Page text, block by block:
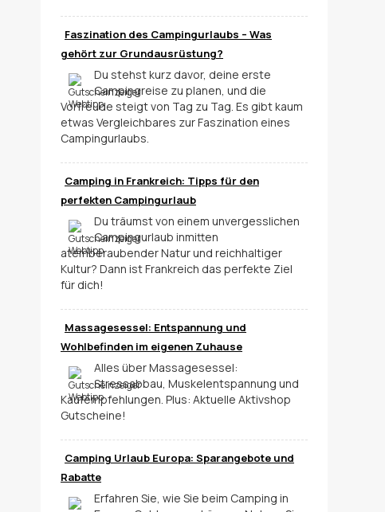
Faszination des Campingurlaubs – Was
gehört zur Grundausrüstung?
Du stehst kurz davor, deine erste
Campingreise zu planen, und die
Vorfreude steigt von Tag zu Tag. Es gibt kaum
etwas Vergleichbares zur Faszination eines
Campingurlaubs.
Camping in Frankreich: Tipps für den
perfekten Campingurlaub
Du träumst von einem unvergesslichen
Campingurlaub inmitten
atemberaubender Natur und reichhaltiger
Kultur? Dann ist Frankreich das perfekte Ziel
für dich!
Massagesessel: Entspannung und
Wohlbefinden im eigenen Zuhause
Alles über Massagesessel:
Stressabbau, Muskelentspannung und
Kaufempfehlungen. Plus: Aktuelle Aktivshop
Gutscheine!
Camping Urlaub Europa: Sparangebote und
Rabatte
Erfahren Sie, wie Sie beim Camping in